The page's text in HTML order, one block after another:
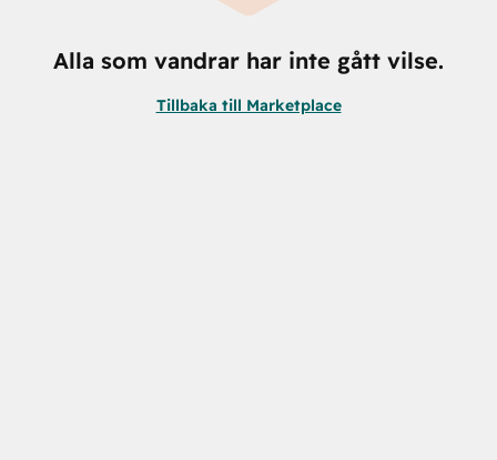
Alla som vandrar har inte gått vilse.
Tillbaka till Marketplace